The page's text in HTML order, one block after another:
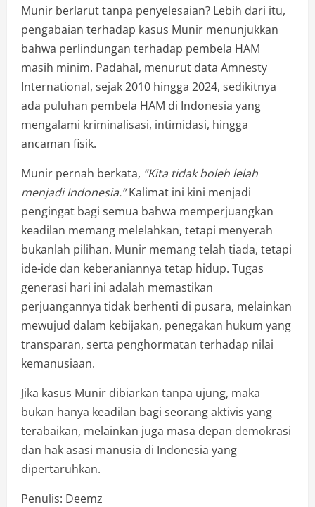
Munir berlarut tanpa penyelesaian? Lebih dari itu,
pengabaian terhadap kasus Munir menunjukkan
bahwa perlindungan terhadap pembela HAM
masih minim. Padahal, menurut data Amnesty
International, sejak 2010 hingga 2024, sedikitnya
ada puluhan pembela HAM di Indonesia yang
mengalami kriminalisasi, intimidasi, hingga
ancaman fisik.
Munir pernah berkata, “Kita tidak boleh lelah
menjadi Indonesia.”Kalimat ini kini menjadi
pengingat bagi semua bahwa memperjuangkan
keadilan memang melelahkan, tetapi menyerah
bukanlah pilihan. Munir memang telah tiada, tetapi
ide-ide dan keberaniannya tetap hidup. Tugas
generasi hari ini adalah memastikan
perjuangannya tidak berhenti di pusara, melainkan
mewujud dalam kebijakan, penegakan hukum yang
transparan, serta penghormatan terhadap nilai
kemanusiaan.
Jika kasus Munir dibiarkan tanpa ujung, maka
bukan hanya keadilan bagi seorang aktivis yang
terabaikan, melainkan juga masa depan demokrasi
dan hak asasi manusia di Indonesia yang
dipertaruhkan.
Penulis: Deemz